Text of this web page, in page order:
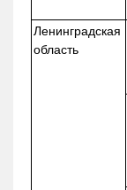
Ленинградская
область